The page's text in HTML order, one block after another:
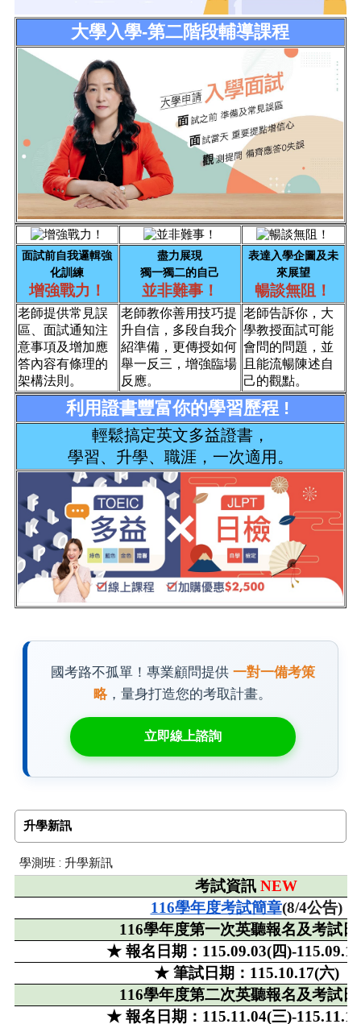
大學入學-第二階段輔導課程
面試前自我邏輯強
化訓練
增強戰力！
盡力展現
獨一獨二的自己
並非難事！
表達入學企圖及未
來展望
暢談無阻！
老師提供常見誤
區、面試通知注
意事項及增加應
答內容有條理的
架構法則。
老師教你善用技巧提
升自信，多段自我介
紹準備，更傳授如何
舉一反三，增強臨場
反應。
老師告訴你，大
學教授面試可能
會問的問題，並
且能流暢陳述自
己的觀點。
利用證書豐富你的學習歷程 !
輕鬆搞定英文多益證書，
學習、升學、職涯，一次適用。
國考路不孤單！專業顧問提供 一對一備考策
略，量身打造您的考取計畫。
立即線上諮詢
升學新訊